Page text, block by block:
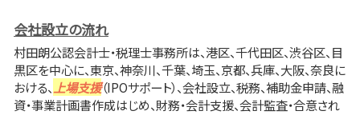
会社設立の流れ
村田朗公認会計士・税理士事務所は、港区、千代田区、渋谷区、目
黒区を中心に、東京、神奈川、千葉、埼玉、京都、兵庫、大阪、奈良に
おける、上場支援（IPOサポート）、会社設立、税務、補助金申請、融
資・事業計画書作成はじめ、財務・会計支援、会計監査・合意され